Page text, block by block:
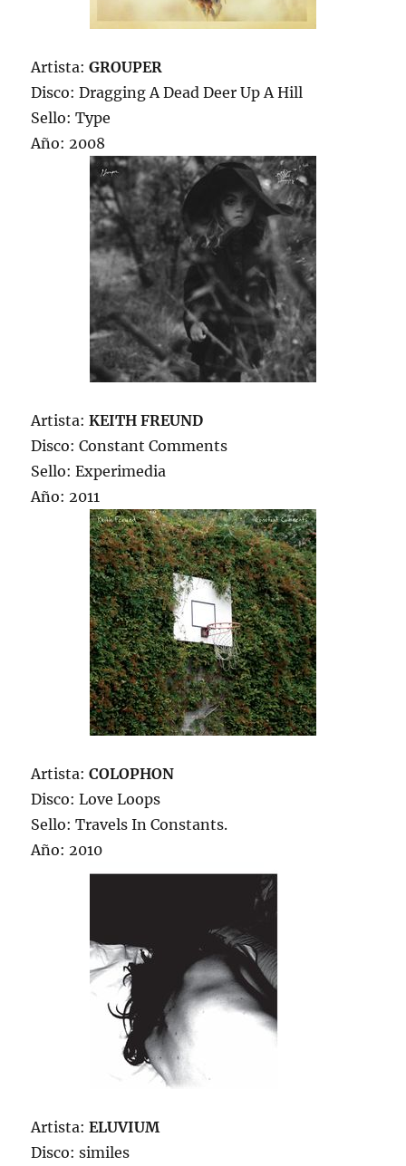
Artista:GROUPER
Disco: Dragging A Dead Deer Up A Hill
Sello: Type
Año: 2008
Artista:KEITH FREUND
Disco: Constant Comments
Sello: Experimedia
Año: 2011
Artista:COLOPHON
Disco: Love Loops
Sello: Travels In Constants.
Año: 2010
Artista:ELUVIUM
Disco: similes